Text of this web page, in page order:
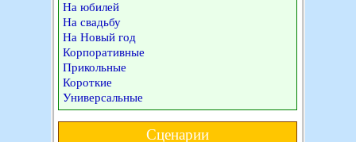
На юбилей
На свадьбу
На Новый год
Корпоративные
Прикольные
Короткие
Универсальные
Сценарии